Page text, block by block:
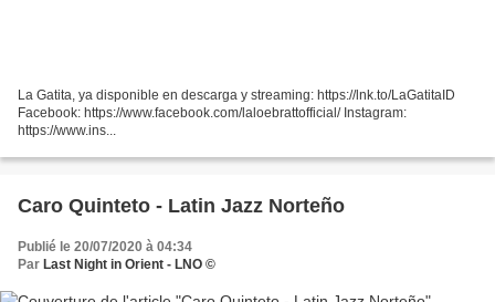
La Gatita, ya disponible en descarga y streaming: https://lnk.to/LaGatitaID
Facebook: https://www.facebook.com/laloebrattofficial/ Instagram:
https://www.ins...
Caro Quinteto - Latin Jazz Norteño
Publié le 20/07/2020 à 04:34
Par Last Night in Orient - LNO ©